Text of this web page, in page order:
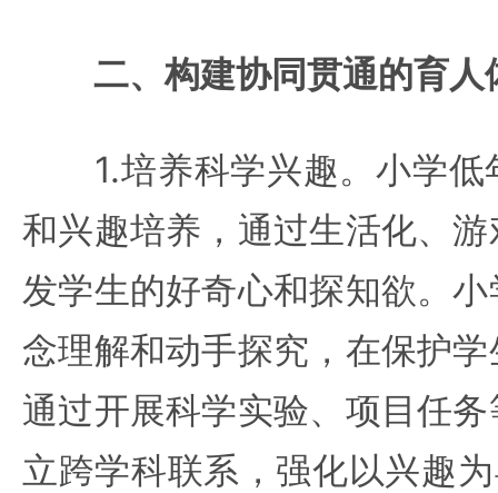
二、构建协同贯通的育人
1.培养科学兴趣。小学低
和兴趣培养，通过生活化、
发学生的好奇心和探知欲。
念理解和动手探究，在保护
通过开展科学实验、项目任
立跨学科联系，强化以兴趣